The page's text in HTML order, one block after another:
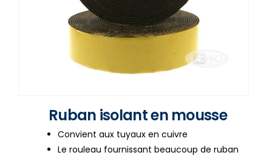
Ruban isolant en mousse
Convient aux tuyaux en cuivre
Le rouleau fournissant beaucoup de ruban